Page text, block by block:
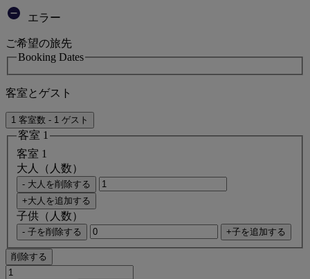
エラー
ご希望の旅先
Booking Dates
客室とゲスト
1 客室数 - 1 ゲスト
客室 1
客室 1
大人（人数）
- 大人を削除する
+大人を追加する
子供（人数）
- 子を削除する +子を追加する
削除する